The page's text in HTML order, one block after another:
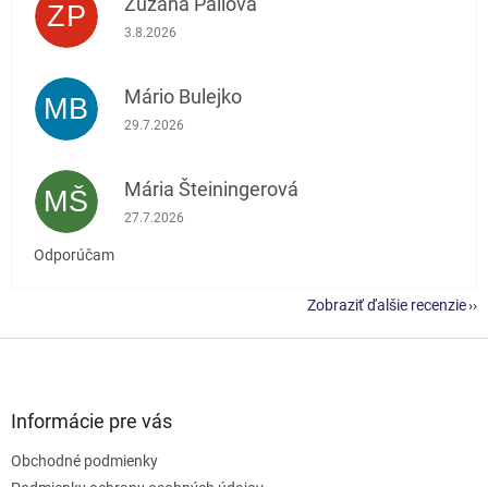
ZP Hodnotenie obchodu je 5 z 5 hviezdičiek.
3.8.2026
MB Mário Bulejko
Hodnotenie obchodu je 5 z 5 hviezdičiek.
29.7.2026
MŠ Mária Šteiningerová
Hodnotenie obchodu je 5 z 5 hviezdičiek.
27.7.2026
Odporúčam
Zobraziť ďalšie recenzie
Informácie pre vás
Obchodné podmienky